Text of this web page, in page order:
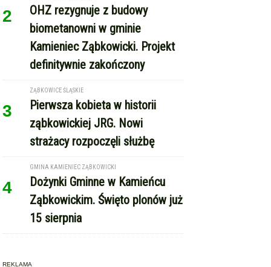
2
OHZ rezygnuje z budowy
biometanowni w gminie
Kamieniec Ząbkowicki. Projekt
definitywnie zakończony
3
ZĄBKOWICE ŚLĄSKIE
Pierwsza kobieta w historii
ząbkowickiej JRG. Nowi
strażacy rozpoczęli służbę
4
GMINA KAMIENIEC ZĄBKOWICKI
Dożynki Gminne w Kamieńcu
Ząbkowickim. Święto plonów już
15 sierpnia
REKLAMA